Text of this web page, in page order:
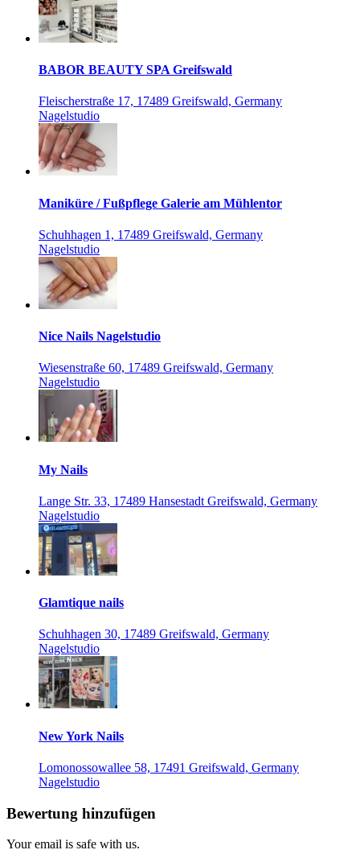
BABOR BEAUTY SPA Greifswald
Fleischerstraße 17, 17489 Greifswald, Germany
Nagelstudio
Maniküre / Fußpflege Galerie am Mühlentor
Schuhhagen 1, 17489 Greifswald, Germany
Nagelstudio
Nice Nails Nagelstudio
Wiesenstraße 60, 17489 Greifswald, Germany
Nagelstudio
My Nails
Lange Str. 33, 17489 Hansestadt Greifswald, Germany
Nagelstudio
Glamtique nails
Schuhhagen 30, 17489 Greifswald, Germany
Nagelstudio
New York Nails
Lomonossowallee 58, 17491 Greifswald, Germany
Nagelstudio
Bewertung hinzufügen
Your email is safe with us.